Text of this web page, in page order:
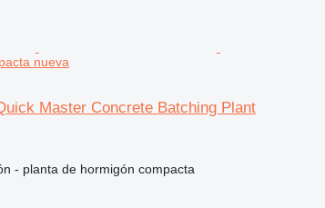
nueva
Master Concrete Batching Plant
- planta de hormigón compacta